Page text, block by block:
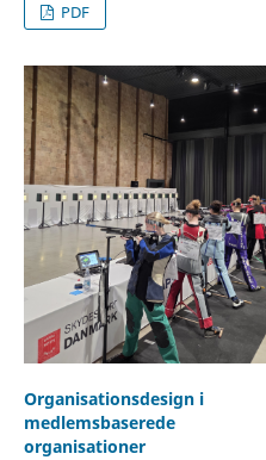
PDF
Organisationsdesign i
medlemsbaserede
organisationer